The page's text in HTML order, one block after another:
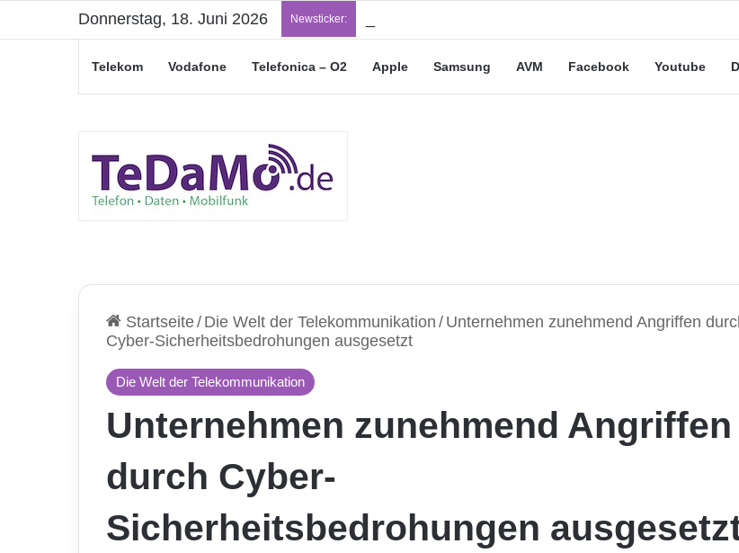
Donnerstag, 18. Juni 2026 Newsticker:
Telekom Vodafone Telefonica – O2 Apple Samsung AVM Facebook Youtube
Startseite/ Die Welt der Telekommunikation / Unternehmen zunehmend Angriffen
Cyber-Sicherheitsbedrohungen ausgesetzt
Die Welt der Telekommunikation
Unternehmen zunehmend Angriffen
durch Cyber-
Sicherheitsbedrohungen